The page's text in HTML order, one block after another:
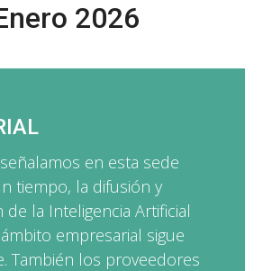
2026
en esta sede
tiempo, la difusión y
de la Inteligencia Artificial
empresarial sigue
También los proveedores